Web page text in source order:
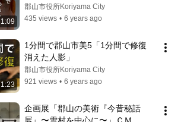
1:09
郡山市役所Koriyama City
435 views • 6 years ago
1:23
1分間で郡山市美5「1分間で修復
消えた人影」
郡山市役所Koriyama City
921 views • 6 years ago
企画展「郡山の美術『今昔秘話